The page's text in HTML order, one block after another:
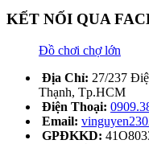
KẾT NỐI QUA
Đồ chơi chợ lớn
Địa Chỉ: 27/237
Thạnh, Tp.HCM
Điện Thoại:
Email:
GPĐKKD: